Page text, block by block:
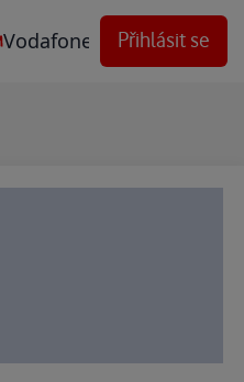
Vodafone Techforum
Přihlásit se